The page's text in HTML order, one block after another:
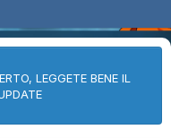
LEGGETE BENE IL